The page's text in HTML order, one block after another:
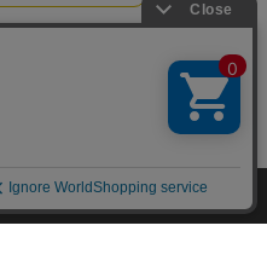
カテゴリの商品を
ン お気に入り お知らせ